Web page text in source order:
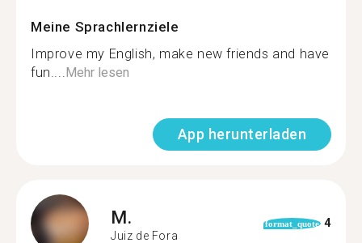
Meine Sprachlernziele
Improve my English, make new friends and have
fun.... Mehr lesen
App herunterladen
M.
Juiz de Fora
format_quote 4